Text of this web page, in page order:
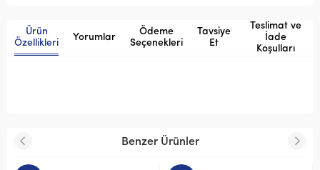
Ürün
Özellikleri
Yorumlar
Ödeme
Seçenekleri
Tavsiye
Et
Teslimat ve
İade
Koşulları
Benzer Ürünler